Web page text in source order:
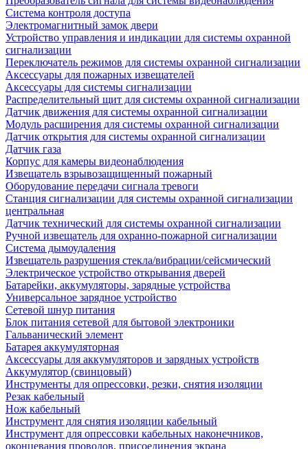
Система контроля доступа
Электромагнитный замок двери
Устройство управления и индикации для системы охранной
сигнализации
Переключатель режимов для системы охранной сигнализации
Аксессуары для пожарных извещателей
Аксессуары для системы сигнализации
Распределительный щит для системы охранной сигнализации
Датчик движения для системы охранной сигнализации
Модуль расширения для системы охранной сигнализации
Датчик открытия для системы охранной сигнализации
Датчик газа
Корпус для камеры видеонаблюдения
Извещатель взрывозащищенный пожарный
Оборудование передачи сигнала тревоги
Станция сигнализации для системы охранной сигнализации
центральная
Датчик технический для системы охранной сигнализации
Ручной извещатель для охранно-пожарной сигнализации
Система дымоудаления
Извещатель разрушения стекла/вибрации/сейсмический
Электрическое устройство открывания дверей
Батарейки, аккумуляторы, зарядные устройства
Универсальное зарядное устройство
Сетевой шнур питания
Блок питания сетевой для бытовой электроники
Гальванический элемент
Батарея аккумуляторная
Аксессуары для аккумуляторов и зарядных устройств
Аккумулятор (свинцовый)
Инструменты для опрессовки, резки, снятия изоляции
Резак кабельный
Нож кабельный
Инструмент для снятия изоляции кабельный
Инструмент для опрессовки кабельных наконечников,
оконцевания проводов, присоединения экрана